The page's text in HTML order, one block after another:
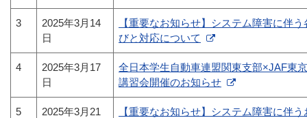
3
2025年3月14
日
【重要なお知らせ】システム障害に伴
びと対応について
4
2025年3月17
日
全日本学生自動車連盟関東支部×JAF東
講習会開催のお知らせ
5
2025年3月21
【重要なお知らせ】システム障害に伴